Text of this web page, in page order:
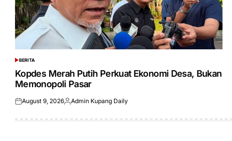
POSTED
IN
BERITA
Kopdes Merah Putih Perkuat Ekonomi Desa, Bukan
Memonopoli Pasar
Posted
August 9, 2026Posted
Admin Kupang Daily